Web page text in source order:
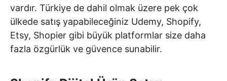
vardır. Türkiye de dahil olmak üzere pek çok
ülkede satış yapabileceğiniz Udemy, Shopify,
Etsy, Shopier gibi büyük platformlar size daha
fazla özgürlük ve güvence sunabilir.